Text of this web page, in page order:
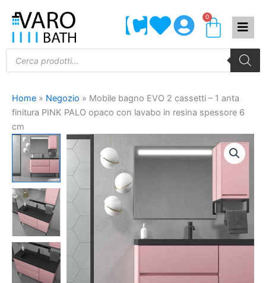
contenuto
0
Products
search
Home » Negozio » Mobile bagno EVO 2 cassetti – 1 anta
finitura PINK PALO opaco con lavabo in resina spessore 6
cm